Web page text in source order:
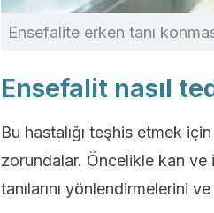
Ensefalite erken tanı
Ensefalit nasıl
Bu hastalığı teşhis etmek
zorundalar. Öncelikle kan ve
tanılarını yönlendirmelerini